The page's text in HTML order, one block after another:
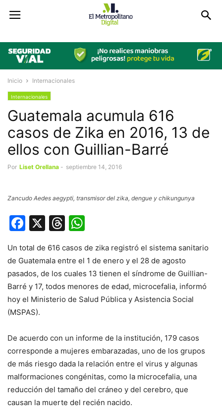
Inicio Internacionales
Internacionales
Guatemala acumula 616
casos de Zika en 2016, 13 de
ellos con Guillian-Barré
Por Liset Orellana - septiembre 14, 2016
Zancudo Aedes aegypti, transmisor del zika, dengue y chikungunya
Facebook
X Threads
Un total de 616 casos de zika registró el sistema sanitario
de Guatemala entre el 1 de enero y el 28 de agosto
pasados, de los cuales 13 tienen el síndrome de Guillian-
Barré y 17, todos menores de edad, microcefalia, informó
hoy el Ministerio de Salud Pública y Asistencia Social
(MSPAS).
De acuerdo con un informe de la institución, 179 casos
corresponde a mujeres embarazadas, uno de los grupos
de más riesgo dada la relación entre el virus y algunas
malformaciones congénitas, como la microcefalia, una
reducción del tamaño del cráneo y del cerebro, que
causan la muerte del recién nacido.